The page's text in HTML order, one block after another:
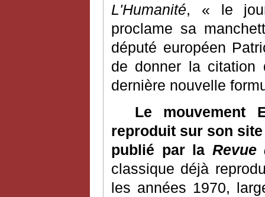
L'Humanité, « le
proclame sa
député européen
de donner la citation
dernière nouvelle
Le mouvement
reproduit sur son
publié par la
classique déjà
les années 1970,